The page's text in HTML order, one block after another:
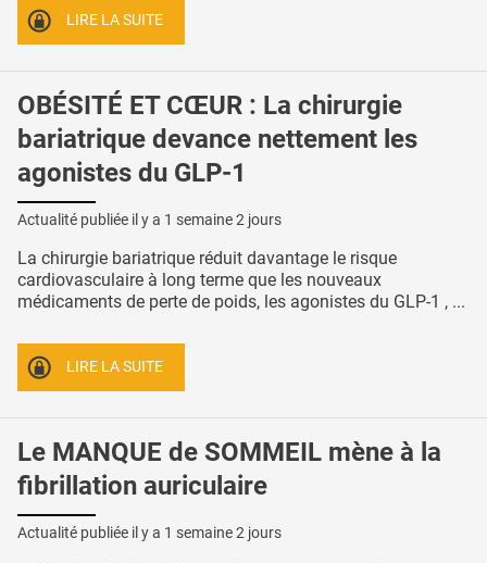
LIRE LA SUITE
OBÉSITÉ ET CŒUR : La chirurgie
bariatrique devance nettement les
agonistes du GLP-1
Actualité publiée il y a 1 semaine 2 jours
La chirurgie bariatrique réduit davantage le risque
cardiovasculaire à long terme que les nouveaux
médicaments de perte de poids, les agonistes du GLP-1 , ...
LIRE LA SUITE
Le MANQUE de SOMMEIL mène à la
fibrillation auriculaire
Actualité publiée il y a 1 semaine 2 jours